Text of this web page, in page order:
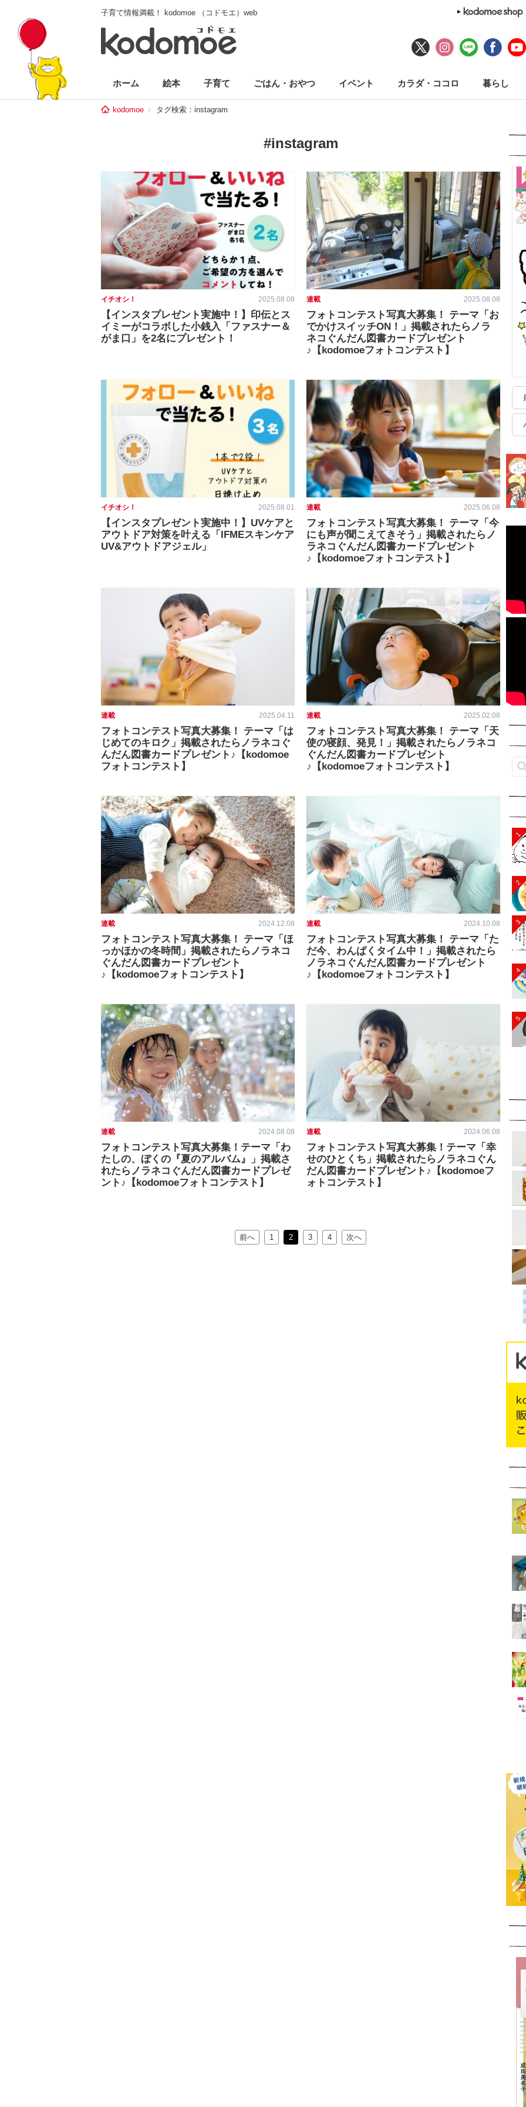
子育て情報満載！ kodomoe （コドモエ）web
ホーム 絵本 子育て ごはん・おやつ イベント カラダ・ココロ 暮らし
kodomoe タグ検索：instagram
#instagram
イチオシ！ 2025.08.08
【インスタプレゼント実施中！】印伝とス
イミーがコラボした小銭入「ファスナー＆
がま口」を2名にプレゼント！
連載 2025.08.08
フォトコンテスト写真大募集！ テーマ「お
でかけスイッチON！」掲載されたらノラ
ネコぐんだん図書カードプレゼント
♪【kodomoeフォトコンテスト】
イチオシ！ 2025.08.01
【インスタプレゼント実施中！】UVケアと
アウトドア対策を叶える「IFMEスキンケア
UV&アウトドアジェル」
連載 2025.06.08
フォトコンテスト写真大募集！ テーマ「今
にも声が聞こえてきそう」掲載されたらノ
ラネコぐんだん図書カードプレゼント
♪【kodomoeフォトコンテスト】
連載 2025.04.11
フォトコンテスト写真大募集！ テーマ「は
じめてのキロク」掲載されたらノラネコぐ
んだん図書カードプレゼント♪【kodomoe
フォトコンテスト】
連載 2025.02.08
フォトコンテスト写真大募集！ テーマ「天
使の寝顔、発見！」掲載されたらノラネコ
ぐんだん図書カードプレゼント
♪【kodomoeフォトコンテスト】
連載 2024.12.08
フォトコンテスト写真大募集！ テーマ「ほ
っかほかの冬時間」掲載されたらノラネコ
ぐんだん図書カードプレゼント
♪【kodomoeフォトコンテスト】
連載 2024.10.08
フォトコンテスト写真大募集！ テーマ「た
だ今、わんぱくタイム中！」掲載されたら
ノラネコぐんだん図書カードプレゼント
♪【kodomoeフォトコンテスト】
連載 2024.08.08
フォトコンテスト写真大募集！テーマ「わ
たしの、ぼくの『夏のアルバム』」掲載さ
れたらノラネコぐんだん図書カードプレゼ
ント♪【kodomoeフォトコンテスト】
連載 2024.06.08
フォトコンテスト写真大募集！テーマ「幸
せのひとくち」掲載されたらノラネコぐん
だん図書カードプレゼント♪【kodomoeフ
ォトコンテスト】
前へ 1 2 3 4 次へ
1
2
3
4
5